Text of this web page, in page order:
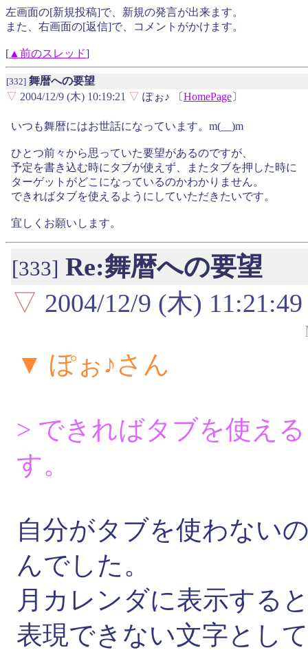
左画面の[新規投稿]で、新規の発言が出来ます。
また、右画面の[返信]で、コメントがかけます。
[ ▲前のスレッド]
[332] 舞暦への要望
▽ 2004/12/9 (木) 10:19:21 ▽ ぽぉ♪ 〔HomePage〕
いつも舞暦にはお世話になっています。m(__)m
ひとつ前々から思っていた要望があるのですが、
予定を書き込む時にタブが使えず、またタブを押した時に
ターゲットがどこになっているのかわかりません。
できればタブを使えるようにしていただきたいです。
宜しくお願いします。
[333] Re:舞暦への要望
▽ 2004/12/9 (木) 11:21:49
▼ ぽぉ♪さん
> できればタブを使え
す。
自分がタブを使わない
んでした。
月カレンダに表示する
表現できない文字とし